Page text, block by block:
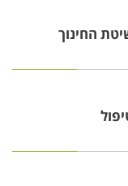
החינוך